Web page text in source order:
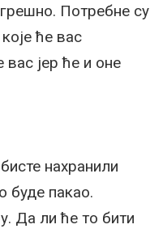
Потребне су
ће вас
јер ће и оне
нахранили
буде пакао.
Да ли ће то бити